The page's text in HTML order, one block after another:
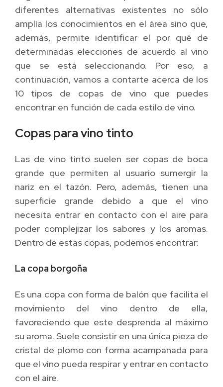
diferentes alternativas existentes no sólo
amplía los conocimientos en el área sino que,
además, permite identificar el por qué de
determinadas elecciones de acuerdo al vino
que se está seleccionando. Por eso, a
continuación, vamos a contarte acerca de los
10 tipos de copas de vino que puedes
encontrar en función de cada estilo de vino.
Copas para vino tinto
Las de vino tinto suelen ser copas de boca
grande que permiten al usuario sumergir la
nariz en el tazón. Pero, además, tienen una
superficie grande debido a que el vino
necesita entrar en contacto con el aire para
poder complejizar los sabores y los aromas.
Dentro de estas copas, podemos encontrar:
La copa borgoña
Es una copa con forma de balón que facilita el
movimiento del vino dentro de ella,
favoreciendo que este desprenda al máximo
su aroma. Suele consistir en una única pieza de
cristal de plomo con forma acampanada para
que el vino pueda respirar y entrar en contacto
con el aire.